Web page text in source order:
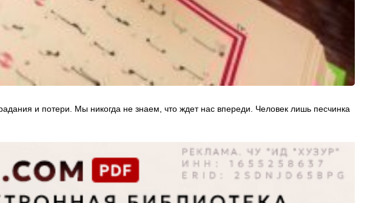
и потери. Мы никогда не знаем, что ждет нас впереди. Человек лишь песчинка